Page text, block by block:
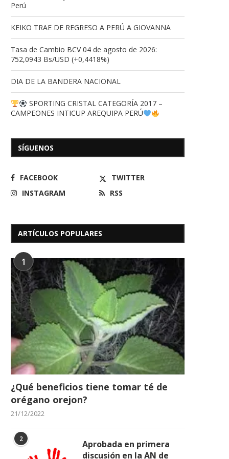
Despistaje Cardiovascular
Realizará La Sociedad
Anticancerosa de La...
16/05/2026
Adulto Mayor en...
Perú
KEIKO TRAE DE REGRESO A PERÚ A GIOVANNA
Tasa de Cambio BCV 04 de agosto de 2026:
752,0943 Bs/USD (+0,4418%)
DIA DE LA BANDERA NACIONAL
SPORTING CRISTAL CATEGORÍA 2017 –
CAMPEONES INTICUP AREQUIPA PERÚ
SÍGUENOS
FACEBOOK
TWITTER
INSTAGRAM
RSS
ARTÍCULOS POPULARES
1
¿Qué beneficios tiene tomar té de
orégano orejon?
21/12/2022
2
Aprobada en primera
discusión en la AN de